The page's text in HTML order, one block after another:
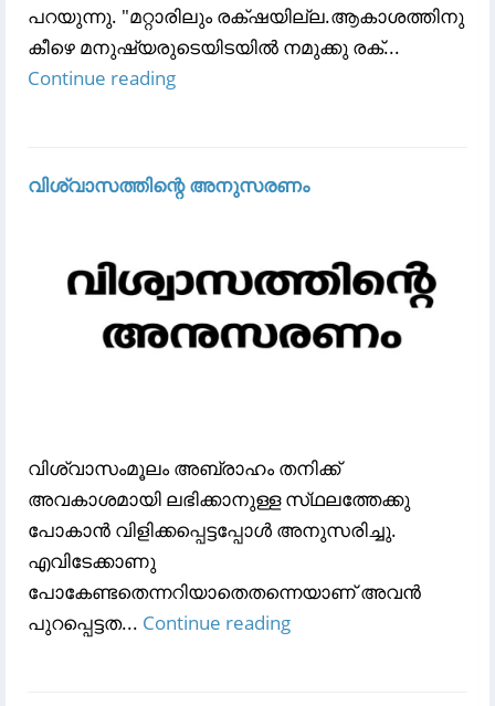
പറയുന്നു. "മറ്റാരിലും രക്‌ഷയില്ല.ആകാശത്തിനു
കീഴെ മനുഷ്യരുടെയിടയില്‍ നമുക്കു രക്‌...
Continue reading
വിശ്വാസത്തിന്റെ അനുസരണം
വിശ്വാസംമൂലം അബ്രാഹം തനിക്ക്‌
അവകാശമായി ലഭിക്കാനുള്ള സ്‌ഥലത്തേക്കു
പോകാന്‍ വിളിക്കപ്പെട്ടപ്പോള്‍ അനുസരിച്ചു.
എവിടേക്കാണു
പോകേണ്ടതെന്നറിയാതെതന്നെയാണ്‌ അവന്‍
പുറപ്പെട്ടത... Continue reading